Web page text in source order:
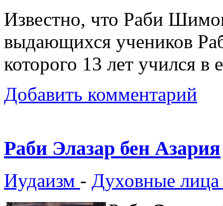
Известно, что Раби
выдающихся учеников
которого 13 лет учился в
Добавить комментарий
Раби Элазар бен Азария
Иудаизм - Духовные